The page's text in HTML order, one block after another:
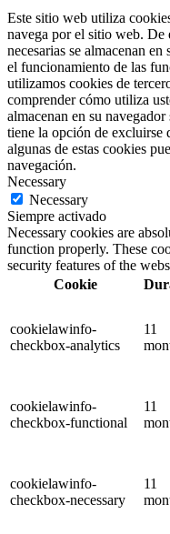
Este sitio web utiliza
navega por el sitio web. De
necesarias se almacenan
el funcionamiento de las
utilizamos cookies de
comprender cómo utiliza
almacenan en su
tiene la opción de excluirse
algunas de estas cookies
navegación.
Necessary
Necessary
Siempre activado
Necessary cookies are
function properly. These
security features of the
Cookie
cookielawinfo-
checkbox-analytics
11
cookielawinfo-
checkbox-functional
11
cookielawinfo-
checkbox-necessary
11